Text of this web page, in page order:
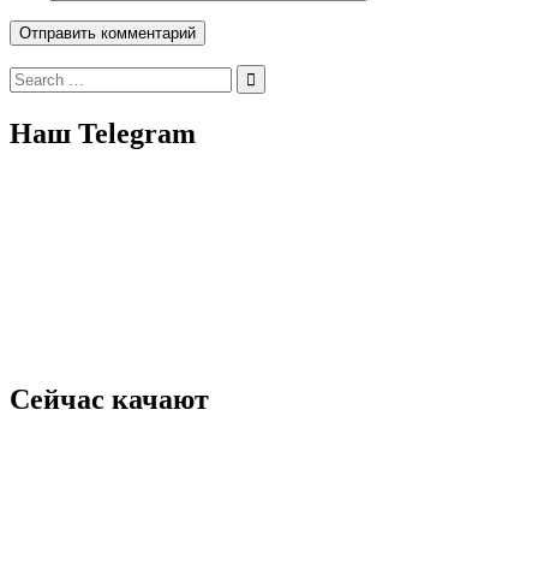
Search
for:
Наш Telegram
Сейчас качают